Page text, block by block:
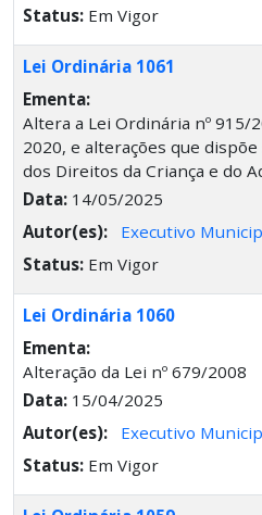
Status: Em Vigor
Lei Ordinária 1061
Ementa:
Altera a Lei Ordinária nº 915/
2020, e alterações que
dos Direitos da Criança e do
Data: 14/05/2025
Autor(es):
Executivo
Status: Em Vigor
Lei Ordinária 1060
Ementa:
Alteração da Lei nº 679/2008
Data: 15/04/2025
Autor(es):
Executivo
Status: Em Vigor